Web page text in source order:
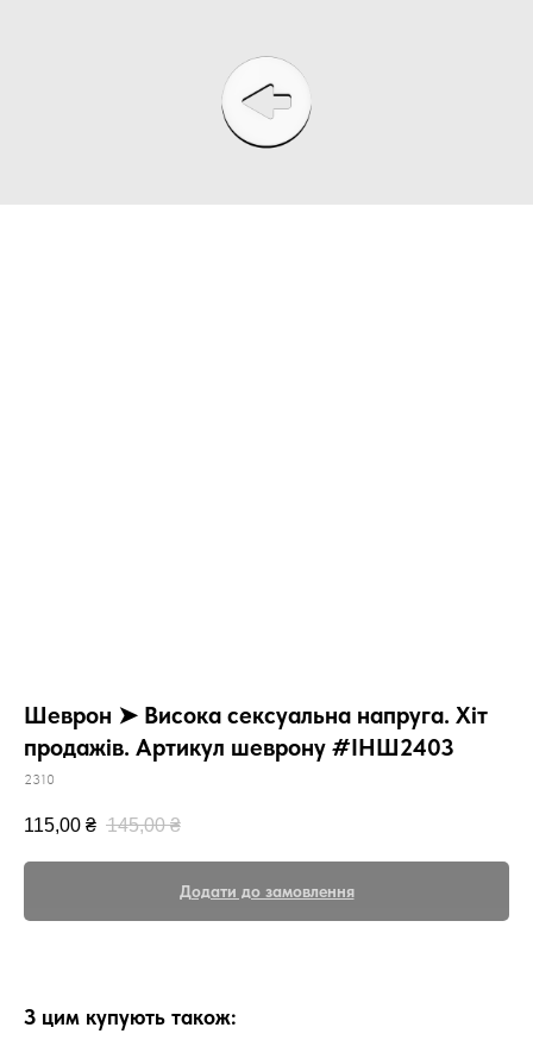
Шеврон ➤ Висока сексуальна напруга. Хіт
продажів. Артикул шеврону #ІНШ2403
2310
115,00 ₴ 145,00 ₴
Додати до замовлення
З цим купують також: